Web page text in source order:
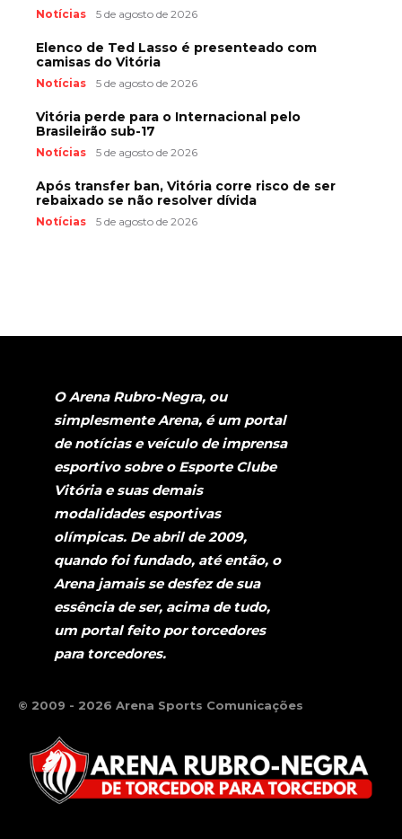
Notícias 5 de agosto de 2026
Elenco de Ted Lasso é presenteado com
camisas do Vitória
Notícias 5 de agosto de 2026
Vitória perde para o Internacional pelo
Brasileirão sub-17
Notícias 5 de agosto de 2026
Após transfer ban, Vitória corre risco de ser
rebaixado se não resolver dívida
Notícias 5 de agosto de 2026
O Arena Rubro-Negra, ou
simplesmente Arena, é um portal
de notícias e veículo de imprensa
esportivo sobre o Esporte Clube
Vitória e suas demais
modalidades esportivas
olímpicas. De abril de 2009,
quando foi fundado, até então, o
Arena jamais se desfez de sua
essência de ser, acima de tudo,
um portal feito por torcedores
para torcedores.
© 2009 - 2026 Arena Sports Comunicações